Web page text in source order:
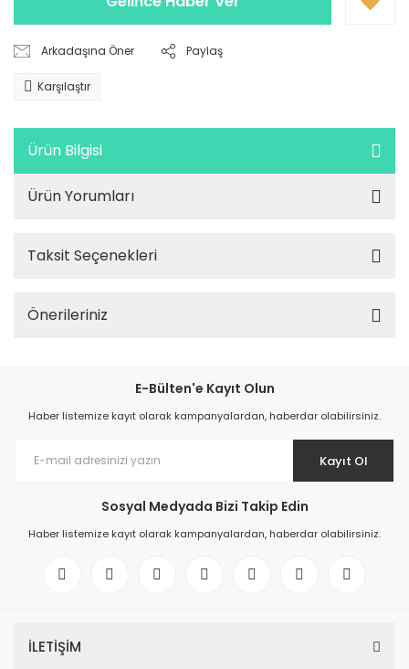
Arkadaşına Öner Paylaş
Karşılaştır
Ürün Bilgisi
Ürün Yorumları
Taksit Seçenekleri
Önerileriniz
E-Bülten'e Kayıt Olun
Haber listemize kayıt olarak kampanyalardan, haberdar olabilirsiniz.
Kayıt Ol
Sosyal Medyada Bizi Takip Edin
Haber listemize kayıt olarak kampanyalardan, haberdar olabilirsiniz.
İLETİŞİM